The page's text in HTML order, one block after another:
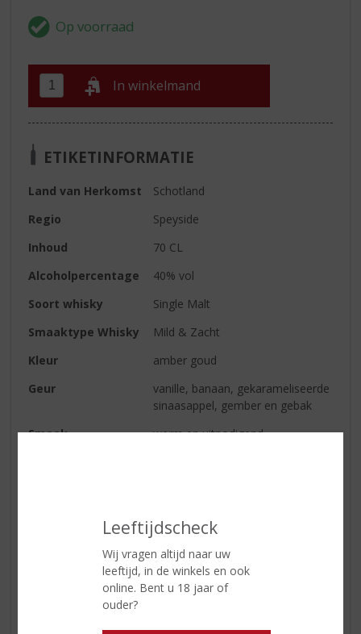
Leeftijdscheck
Wij vragen altijd naar uw
leeftijd, in de winkels en ook
online. Bent u 18 jaar of
ouder?
In winkelmand
ETIKETINFORMATIE
Land van Herkomst
Schotland
Regio
Speyside
Inhoud
70 CL
Alcoholpercentage
40% vol
Soort whisky
Single Malt
Smaaktype Whisky
Mild & Zacht
Kleur
amber goud
Geur
vanille, banaan, gekarameliseerde
sinaasappel, gember en gebak
Smaak
warm en uitnodigend,
Reviews
Schrijf een review